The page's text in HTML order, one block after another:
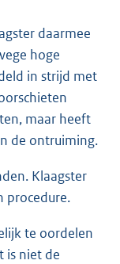
daarmee
hoge
in strijd met
maar heeft
de ontruiming.
Klaagster
procedure.
te oordelen
is niet de